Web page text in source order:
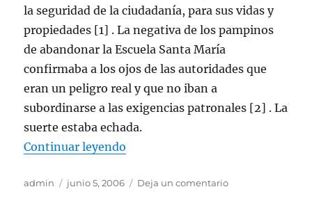
la seguridad de la ciudadanía, para sus vidas y
propiedades [1] . La negativa de los pampinos
de abandonar la Escuela Santa María
confirmaba a los ojos de las autoridades que
eran un peligro real y que no iban a
subordinarse a las exigencias patronales [2] . La
suerte estaba echada.
Continuar leyendo
Autor
admin
Publicado
junio 5, 2006 Deja un comentarioen